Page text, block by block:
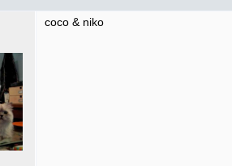
coco & niko